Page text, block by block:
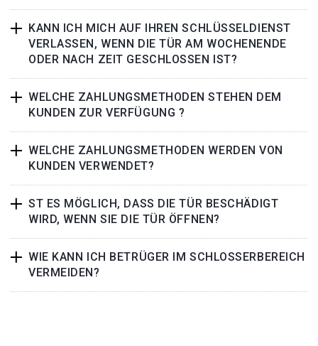
KANN ICH MICH AUF IHREN SCHLÜSSELDIENST
VERLASSEN, WENN DIE TÜR AM WOCHENENDE
ODER NACH ZEIT GESCHLOSSEN IST?
WELCHE ZAHLUNGSMETHODEN STEHEN DEM
KUNDEN ZUR VERFÜGUNG ?
WELCHE ZAHLUNGSMETHODEN WERDEN VON
KUNDEN VERWENDET?
ST ES MÖGLICH, DASS DIE TÜR BESCHÄDIGT
WIRD, WENN SIE DIE TÜR ÖFFNEN?
WIE KANN ICH BETRÜGER IM SCHLOSSERBEREICH
VERMEIDEN?